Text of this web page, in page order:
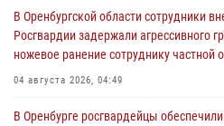
В Оренбургской области сотрудники
Росгвардии задержали агрессивного
ножевое ранение сотруднику частной
04 августа 2026, 04:49
В Оренбурге росгвардейцы